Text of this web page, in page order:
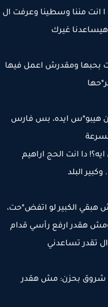
مننا وسطينا وعرفت ال
غيرك
ومقدرش اعمل فيها
هيبو*س ايده، بس فارس
دا انت الحج اراهيم
البلد
الكبير لو اتفض*حت،
هقدر ارفع رأسي قدام
تقدر تساعدني
شروق بحزن: مش هقدر